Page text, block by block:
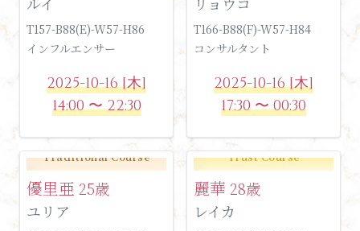
T157-B88(E)-W57-H86
インフルエンサー
2025-10-16 [木]
14:00 〜 22:30
T166-B88(F)-W57-H84
コンサルタント
2025-10-16 [木]
17:30 〜 00:30
Traditional Course
優里亜 25歳
ユリア
Trust Course
麗華 28歳
レイカ